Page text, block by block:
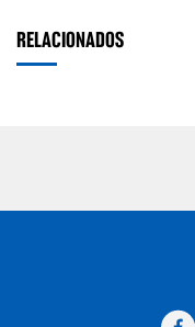
RELACIONADOS